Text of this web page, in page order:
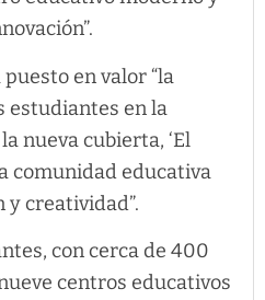
en valor “la
estudiantes en la
nueva cubierta, ‘El
comunidad educativa
creatividad”.
con cerca de 400
centros educativos